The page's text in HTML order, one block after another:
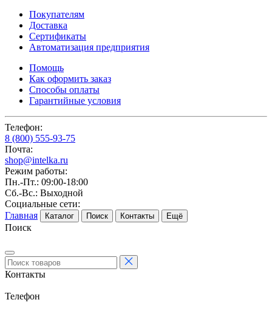
Покупателям
Доставка
Сертификаты
Автоматизация предприятия
Помощь
Как оформить заказ
Способы оплаты
Гарантийные условия
Телефон:
8 (800) 555-93-75
Почта:
shop@intelka.ru
Режим работы:
Пн.-Пт.: 09:00-18:00
Сб.-Вс.: Выходной
Социальные сети:
Главная
Каталог Поиск Контакты Ещё
Поиск
Контакты
Телефон